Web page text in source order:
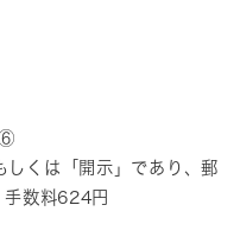
しくは「開示」であり、郵
数料624円